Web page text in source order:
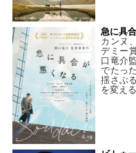
急に具
カンヌ
デミー
口竜介
でたっ
揺さぶ
を変える